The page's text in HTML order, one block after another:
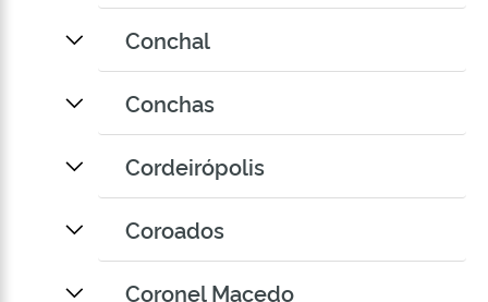
Conchal
Conchas
Cordeirópolis
Coroados
Coronel Macedo